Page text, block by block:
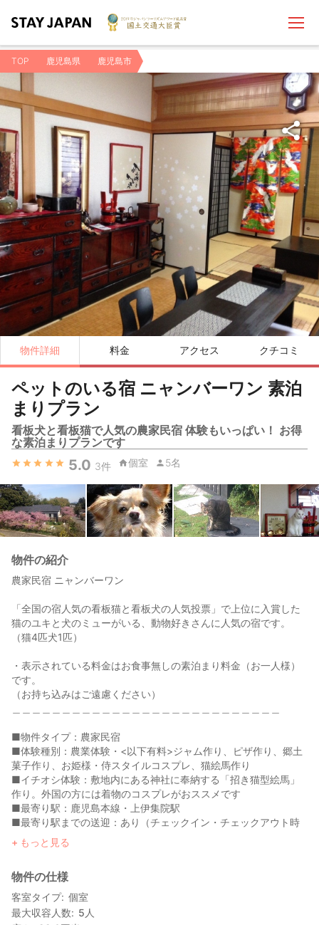
TOP 鹿児島県 鹿児島市
物件詳細 料金 アクセス クチコミ
ペットのいる宿 ニャンバーワン 素泊
まりプラン
看板犬と看板猫で人気の農家民宿 体験もいっぱい！ お得
な素泊まりプランです
5.0 3件 個室 5名
物件の紹介
農家民宿 ニャンバーワン
「全国の宿人気の看板猫と看板犬の人気投票」で上位に入賞した
猫のユキと犬のミューがいる、動物好きさんに人気の宿です。
（猫4匹犬1匹）
・表示されている料金はお食事無しの素泊まり料金（お一人様）
です。
（お持ち込みはご遠慮ください）
■物件タイプ：農家民宿
■体験種別：農業体験・<以下有料>ジャム作り、ピザ作り、郷土
菓子作り、お姫様・侍スタイルコスプレ、猫絵馬作り
■イチオシ体験：敷地内にある神社に奉納する「招き猫型絵馬」
作り。外国の方には着物のコスプレがおススメです
■最寄り駅：鹿児島本線・上伊集院駅
■最寄り駅までの送迎：あり（チェックイン・チェックアウト時
のみ）前日までに要予約
■アメニティ：フェイスタオル・バスタオル・シャンプー・リン
以外はご持参ください）
■宿泊料金：表示されている料金は１泊素泊まり（お一人様）で
す。
もっと見る
物件の仕様
客室タイプ 個室
最大収容人数
5 人